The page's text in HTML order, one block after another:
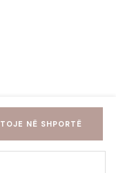
NË SHPORTË